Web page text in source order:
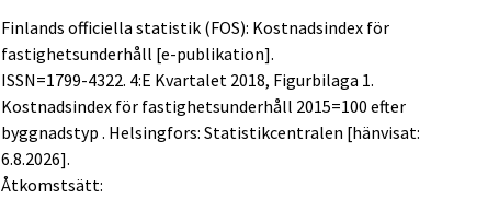
Finlands officiella statistik (FOS): Kostnadsindex för
fastighetsunderhåll [e-publikation].
ISSN=1799-4322. 4:e Kvartalet 2018, Figurbilaga 1.
Kostnadsindex för fastighetsunderhåll 2015=100 efter
byggnadstyp . Helsingfors: Statistikcentralen [hänvisat:
6.8.2026].
Åtkomstsätt: